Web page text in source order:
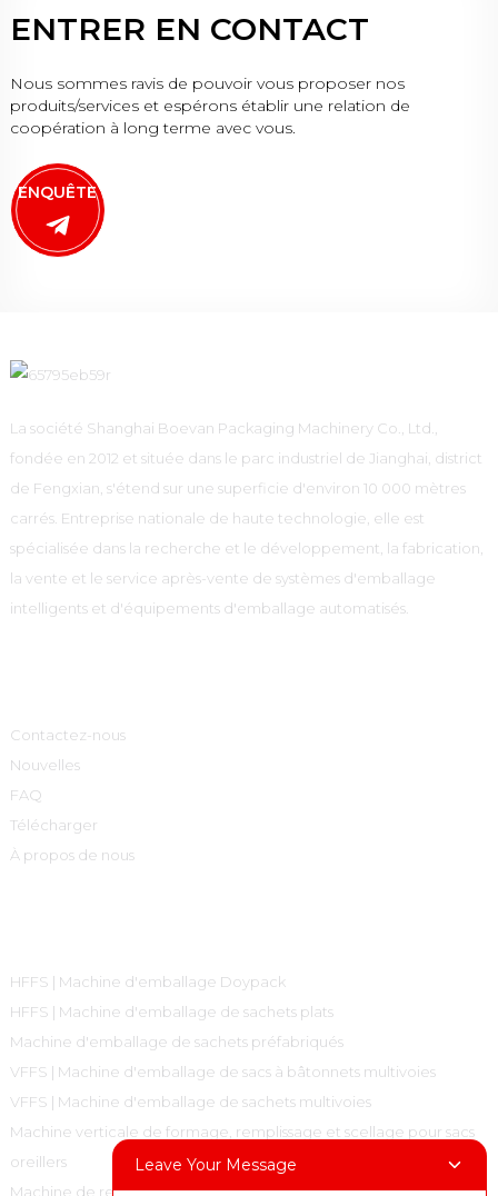
ENTRER EN CONTACT
Nous sommes ravis de pouvoir vous proposer nos
produits/services et espérons établir une relation de
coopération à long terme avec vous.
ENQUÊTE
La société Shanghai Boevan Packaging Machinery Co., Ltd.,
fondée en 2012 et située dans le parc industriel de Jianghai, district
de Fengxian, s'étend sur une superficie d'environ 10 000 mètres
carrés. Entreprise nationale de haute technologie, elle est
spécialisée dans la recherche et le développement, la fabrication,
la vente et le service après-vente de systèmes d'emballage
intelligents et d'équipements d'emballage automatisés.
Contactez-nous
Nouvelles
FAQ
Télécharger
À propos de nous
HFFS | Machine d'emballage Doypack
HFFS | Machine d'emballage de sachets plats
Machine d'emballage de sachets préfabriqués
VFFS | Machine d'emballage de sacs à bâtonnets multivoies
VFFS | Machine d'emballage de sachets multivoies
Machine verticale de formage, remplissage et scellage pour sacs
oreillers
Machine de remplissage et de capsulage
Leave Your Message